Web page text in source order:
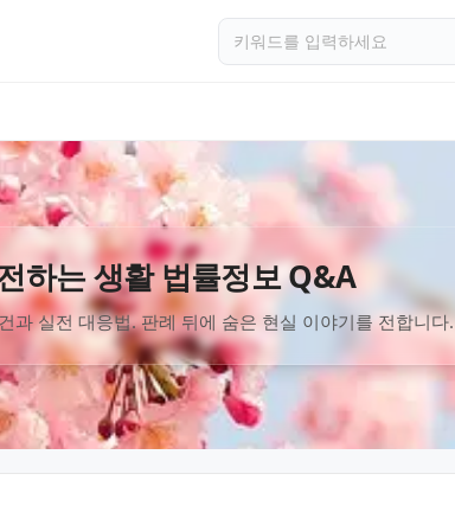
하는 생활 법률정보 Q&A
과 실전 대응법. 판례 뒤에 숨은 현실 이야기를 전합니다.